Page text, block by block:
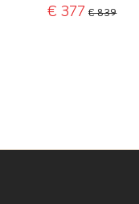
€ 377 € 839